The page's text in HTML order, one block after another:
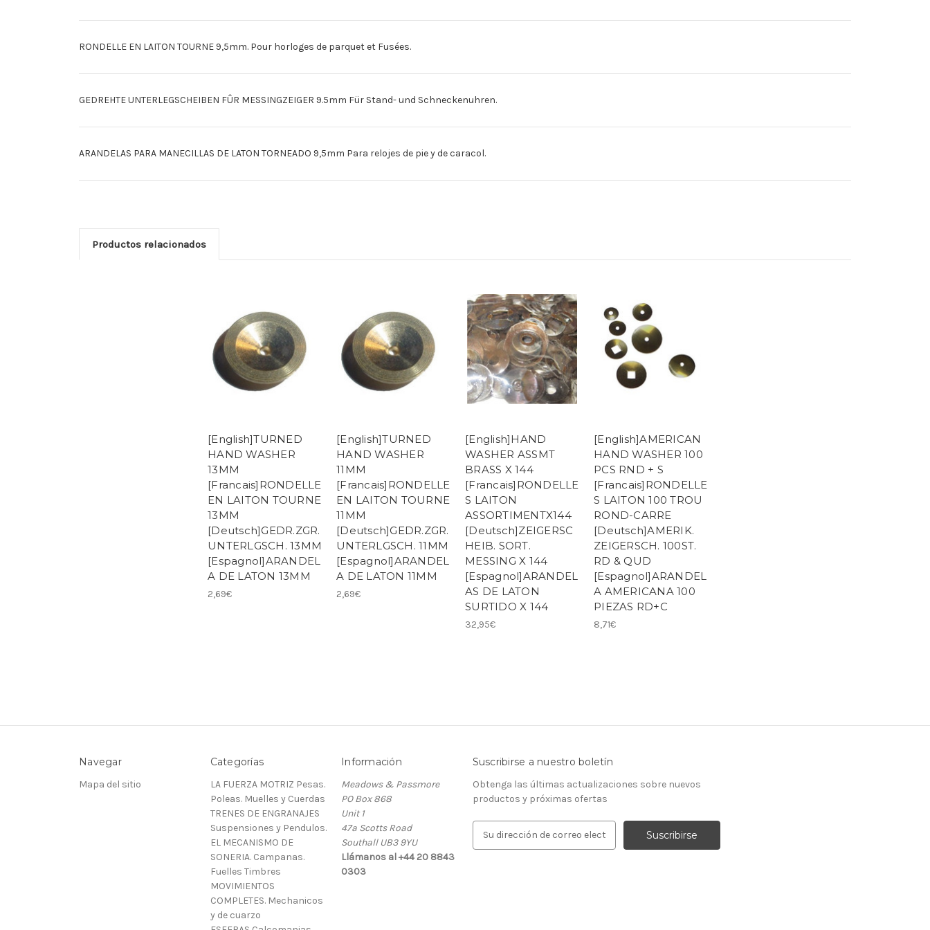
RONDELLE EN LAITON TOURNE 9,5mm. Pour horloges de parquet et Fusées.
GEDREHTE UNTERLEGSCHEIBEN FÛR MESSINGZEIGER 9.5mm Für Stand- und Schneckenuhren.
ARANDELAS PARA MANECILLAS DE LATON TORNEADO 9,5mm Para relojes de pie y de caracol.
Productos relacionados
[English]TURNED
HAND WASHER
13MM
[Francais]RONDELLE
EN LAITON TOURNE
13MM
[Deutsch]GEDR.ZGR.
UNTERLGSCH. 13MM
[Espagnol]ARANDEL
A DE LATON 13MM
2,69€
[English]TURNED
HAND WASHER
11MM
[Francais]RONDELLE
EN LAITON TOURNE
11MM
[Deutsch]GEDR.ZGR.
UNTERLGSCH. 11MM
[Espagnol]ARANDEL
A DE LATON 11MM
2,69€
[English]HAND
WASHER ASSMT
BRASS X 144
[Francais]RONDELLE
S LAITON
ASSORTIMENTX144
[Deutsch]ZEIGERSC
HEIB. SORT.
MESSING X 144
[Espagnol]ARANDEL
AS DE LATON
SURTIDO X 144
32,95€
[English]AMERICAN
HAND WASHER 100
PCS RND + S
[Francais]RONDELLE
S LAITON 100 TROU
ROND-CARRE
[Deutsch]AMERIK.
ZEIGERSCH. 100ST.
RD & QUD
[Espagnol]ARANDEL
A AMERICANA 100
PIEZAS RD+C
8,71€
Navegar
Mapa del sitio
Categorías
LA FUERZA MOTRIZ Pesas.
Poleas. Muelles y Cuerdas
TRENES DE ENGRANAJES
Suspensiones y Pendulos.
EL MECANISMO DE
SONERIA. Campanas.
Fuelles Timbres
MOVIMIENTOS
COMPLETES. Mechanicos
y de cuarzo
Información
Meadows & Passmore
PO Box 868
Unit 1
47a Scotts Road
Southall UB3 9YU
Llámanos al +44 20 8843
0303
Suscribirse a nuestro boletín
Obtenga las últimas actualizaciones sobre nuevos
productos y próximas ofertas